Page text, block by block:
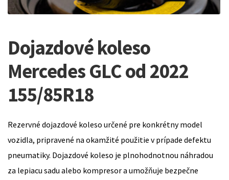
Dojazdové koleso
Mercedes GLC od 2022
155/85R18
Rezervné dojazdové koleso určené pre konkrétny model
vozidla, pripravené na okamžité použitie v prípade defektu
pneumatiky. Dojazdové koleso je plnohodnotnou náhradou
za lepiacu sadu alebo kompresor a umožňuje bezpečne